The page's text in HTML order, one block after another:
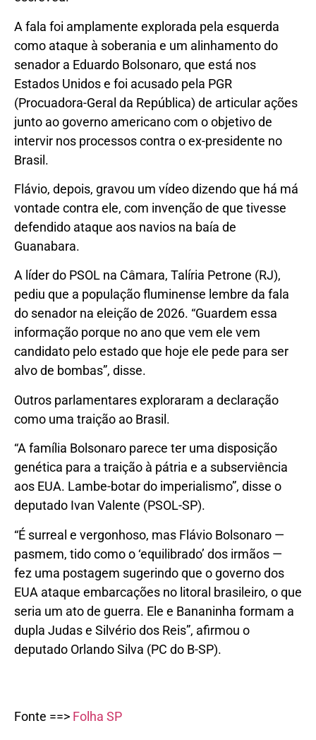
A fala foi amplamente explorada pela esquerda
como ataque à soberania e um alinhamento do
senador a Eduardo Bolsonaro, que está nos
Estados Unidos e foi acusado pela PGR
(Procuadora-Geral da República) de articular ações
junto ao governo americano com o objetivo de
intervir nos processos contra o ex-presidente no
Brasil.
Flávio, depois, gravou um vídeo dizendo que há má
vontade contra ele, com invenção de que tivesse
defendido ataque aos navios na baía de
Guanabara.
A líder do PSOL na Câmara, Talíria Petrone (RJ),
pediu que a população fluminense lembre da fala
do senador na eleição de 2026. “Guardem essa
informação porque no ano que vem ele vem
candidato pelo estado que hoje ele pede para ser
alvo de bombas”, disse.
Outros parlamentares exploraram a declaração
como uma traição ao Brasil.
“A família Bolsonaro parece ter uma disposição
genética para a traição à pátria e a subserviência
aos EUA. Lambe-botar do imperialismo”, disse o
deputado Ivan Valente (PSOL-SP).
“É surreal e vergonhoso, mas Flávio Bolsonaro —
pasmem, tido como o ‘equilibrado’ dos irmãos —
fez uma postagem sugerindo que o governo dos
EUA ataque embarcações no litoral brasileiro, o que
seria um ato de guerra. Ele e Bananinha formam a
dupla Judas e Silvério dos Reis”, afirmou o
deputado Orlando Silva (PC do B-SP).
Fonte ==> Folha SP